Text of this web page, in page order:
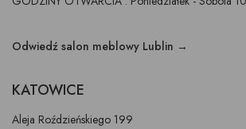
Odwiedź salon meblowy Lublin →
KATOWICE
Aleja Roździeńskiego 199